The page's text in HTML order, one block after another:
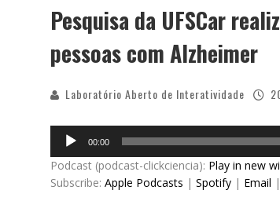
Pesquisa da UFSCar
pessoas com Alzheimer
Laboratório Aberto de Interatividade
Audio
Player
00:00
Podcast (podcast-clickciencia): Play in new
Subscribe: Apple Podcasts | Spotify | Email |